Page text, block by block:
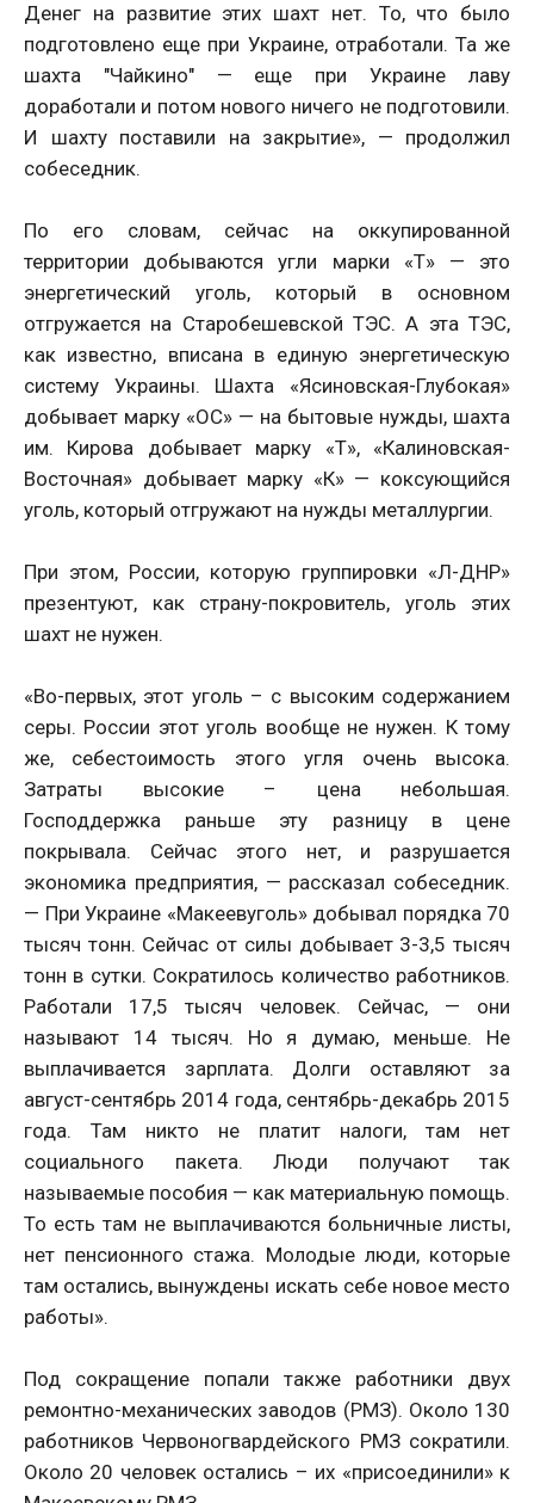
Денег на развитие этих шахт нет. То, что было
подготовлено еще при Украине, отработали. Та же
шахта "Чайкино" — еще при Украине лаву
доработали и потом нового ничего не подготовили.
И шахту поставили на закрытие», — продолжил
собеседник.
По его словам, сейчас на оккупированной
территории добываются угли марки «Т» — это
энергетический уголь, который в основном
отгружается на Старобешевской ТЭС. А эта ТЭС,
как известно, вписана в единую энергетическую
систему Украины. Шахта «Ясиновская-Глубокая»
добывает марку «ОС» — на бытовые нужды, шахта
им. Кирова добывает марку «Т», «Калиновская-
Восточная» добывает марку «К» — коксующийся
уголь, который отгружают на нужды металлургии.
При этом, России, которую группировки «Л-ДНР»
презентуют, как страну-покровитель, уголь этих
шахт не нужен.
«Во-первых, этот уголь – с высоким содержанием
серы. России этот уголь вообще не нужен. К тому
же, себестоимость этого угля очень высока.
Затраты высокие – цена небольшая.
Господдержка раньше эту разницу в цене
покрывала. Сейчас этого нет, и разрушается
экономика предприятия, — рассказал собеседник.
— При Украине «Макеевуголь» добывал порядка 70
тысяч тонн. Сейчас от силы добывает 3-3,5 тысяч
тонн в сутки. Сократилось количество работников.
Работали 17,5 тысяч человек. Сейчас, — они
называют 14 тысяч. Но я думаю, меньше. Не
выплачивается зарплата. Долги оставляют за
август-сентябрь 2014 года, сентябрь-декабрь 2015
года. Там никто не платит налоги, там нет
социального пакета. Люди получают так
называемые пособия — как материальную помощь.
То есть там не выплачиваются больничные листы,
нет пенсионного стажа. Молодые люди, которые
там остались, вынуждены искать себе новое место
работы».
Под сокращение попали также работники двух
ремонтно-механических заводов (РМЗ). Около 130
работников Червоногвардейского РМЗ сократили.
Около 20 человек остались – их «присоединили» к